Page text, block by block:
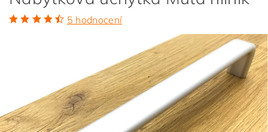
5 hodnocení